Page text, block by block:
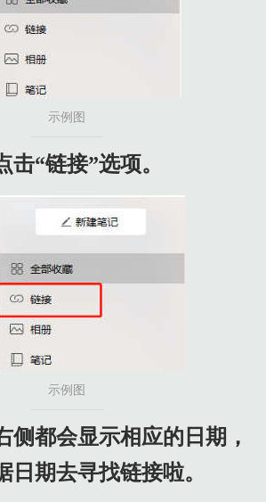
示例图
击“链接”选项。
示例图
侧都会显示相应的日期，
日期去寻找链接啦。